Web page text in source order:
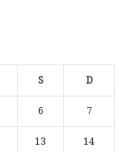
S D
6 7
13 14